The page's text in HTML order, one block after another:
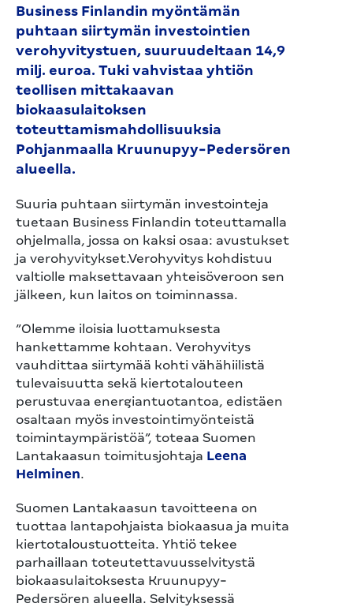
Business Finlandin myöntämän
puhtaan siirtymän investointien
verohyvitystuen, suuruudeltaan 14,9
milj. euroa. Tuki vahvistaa yhtiön
teollisen mittakaavan
biokaasulaitoksen
toteuttamismahdollisuuksia
Pohjanmaalla Kruunupyy-Pedersören
alueella.
Suuria puhtaan siirtymän investointeja
tuetaan Business Finlandin toteuttamalla
ohjelmalla, jossa on kaksi osaa: avustukset
ja verohyvitykset.Verohyvitys kohdistuu
valtiolle maksettavaan yhteisöveroon sen
jälkeen, kun laitos on toiminnassa.
”Olemme iloisia luottamuksesta
hankettamme kohtaan. Verohyvitys
vauhdittaa siirtymää kohti vähähiilistä
tulevaisuutta sekä kiertotalouteen
perustuvaa energiantuotantoa, edistäen
osaltaan myös investointimyönteistä
toimintaympäristöä”, toteaa Suomen
Lantakaasun toimitusjohtaja Leena
Helminen.
Suomen Lantakaasun tavoitteena on
tuottaa lantapohjaista biokaasua ja muita
kiertotaloustuotteita. Yhtiö tekee
parhaillaan toteutettavuusselvitystä
biokaasulaitoksesta Kruunupyy-
Pedersören alueella. Selvityksessä